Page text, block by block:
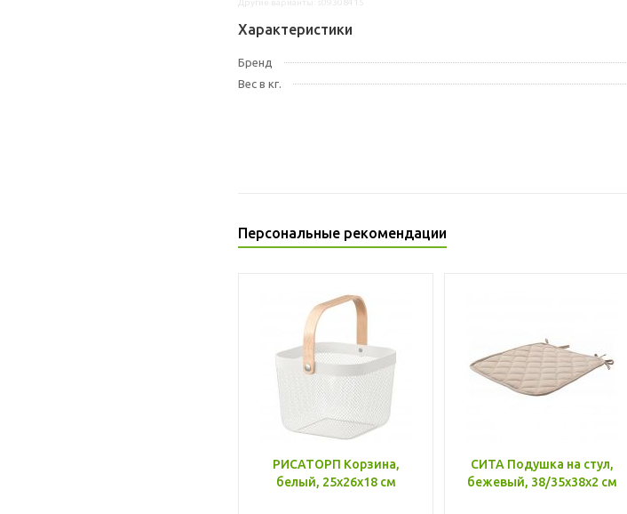
Характеристики
Бренд
Вес в кг.
Персональные рекомендации
РИСАТОРП Корзина,
белый, 25x26x18 см
СИТА Подушка на стул,
бежевый, 38/35x38x2 см